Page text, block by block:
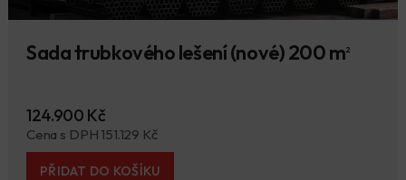
Sada trubkového lešení (nové) 200 m2
124.900 Kč
Cena s DPH 151.129 Kč
PŘIDAT DO KOŠÍKU